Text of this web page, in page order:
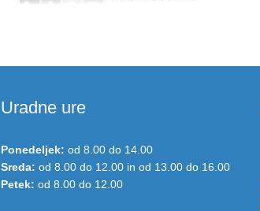
Uradne ure
Ponedeljek: od 8.00 do 14.00
Sreda: od 8.00 do 12.00 in od 13.00 do 16.00
Petek: od 8.00 do 12.00